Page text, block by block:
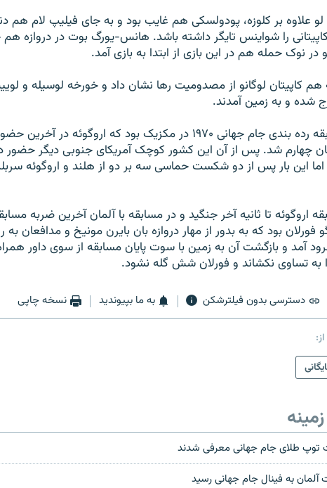
لو علاوه بر کلوزه، پودولسکی هم غايب بود و به جای فيليپ لام هم
کاپيتانی را شواينس تايگر داشته باشد. هانس-يورگ بوت در دروازه
در نوک حمله هم در اين بازی از ابتدا به بازی آمد.
هم کاپيتان لوگانو از مصدوميت رها نشان داد و خورخه لوسيله و
شده و به زمين آمدند.
اين تکرار مسابقه رده بندی جام جهانی ۱۹۷۰ در مکزيک بود که
چهارم شد. پس از آن اين کشور کوچک آمريکای جنوبی ديگر حضور
اين بار پس از دو شکست حماسی سه بر دو از هلند و اروگوئه
اروگوئه تا ثانيه آخر جنگيد و در مسابقه با آلمان آخرين ضربه
فورلان بود که به بدور از مهار دروازه بان بايرن مونيخ و مدافعان
آمد و بازگشت آن به زمين با سوت پايان مسابقه از سوی داور
را به تساوی نکشاند و فورلان شش گله نشود.
دسترسی بدون فیلترشکن به ما بپیوندید نسخه چاپی
توپ طلای جام جهانی معرفی شدند
آلمان به فینال جام جهانی رسید